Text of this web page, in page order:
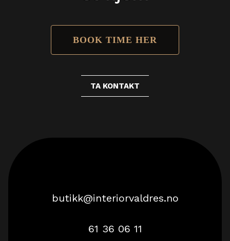
BOOK TIME HER
TA KONTAKT
butikk@interiorvaldres.no
61 36 06 11